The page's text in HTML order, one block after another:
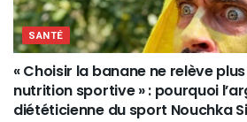
SANTÉ
« Choisir la banane ne relève
nutrition sportive » : pourquoi
diététicienne du sport Nouchka